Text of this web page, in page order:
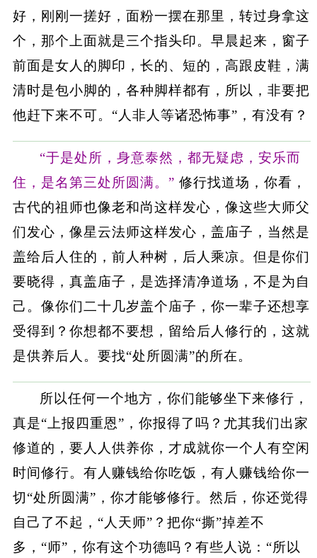
好，刚刚一搓好，面粉一摆在那里，转过身拿这
个，那个上面就是三个指头印。早晨起来，窗子
前面是女人的脚印，长的、短的，高跟皮鞋，满
清时是包小脚的，各种脚样都有，所以，非要把
他赶下来不可。“人非人等诸恐怖事”，有没有？
“于是处所，身意泰然，都无疑虑，安乐而
住，是名第三处所圆满。” 修行找道场，你看，
古代的祖师也像老和尚这样发心，像这些大师父
们发心，像星云法师这样发心，盖庙子，当然是
盖给后人住的，前人种树，后人乘凉。但是你们
要晓得，真盖庙子，是选择清净道场，不是为自
己。像你们二十几岁盖个庙子，你一辈子还想享
受得到？你想都不要想，留给后人修行的，这就
是供养后人。要找“处所圆满”的所在。
所以任何一个地方，你们能够坐下来修行，
真是“上报四重恩”，你报得了吗？尤其我们出家
修道的，要人人供养你，才成就你一个人有空闲
时间修行。有人赚钱给你吃饭，有人赚钱给你一
切“处所圆满”，你才能够修行。然后，你还觉得
自己了不起，“人天师”？把你“撕”掉差不
多，“师”，你有这个功德吗？有些人说：“所以